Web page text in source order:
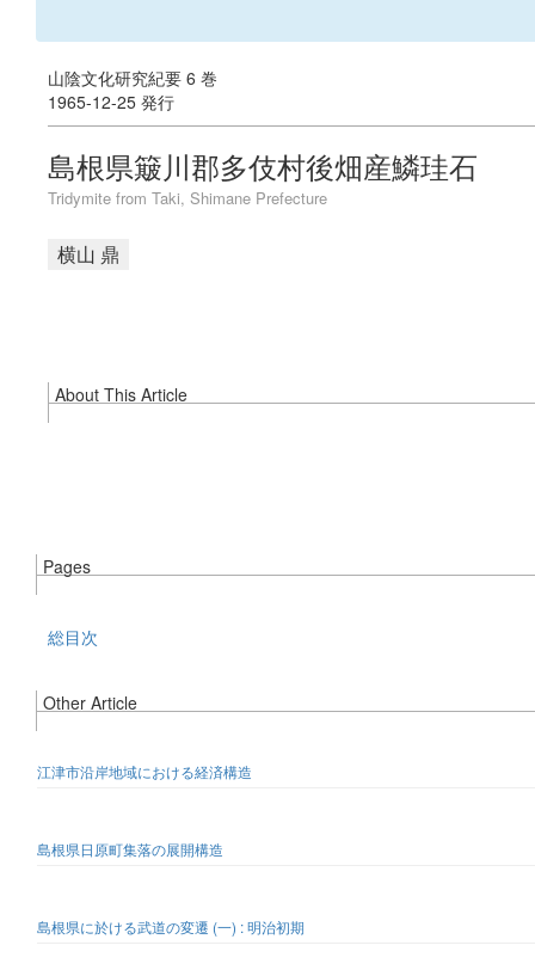
山陰文化研究紀要 6 巻
1965-12-25 発行
島根県簸川郡多伎村後畑産鱗珪石
Tridymite from Taki, Shimane Prefecture
横山 鼎
About This Article
Pages
総目次
Other Article
江津市沿岸地域における経済構造
島根県日原町集落の展開構造
島根県に於ける武道の変遷 (一) : 明治初期